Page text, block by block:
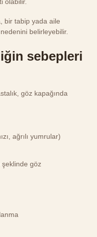
olabilir.
bir tabip yada aile
belirleyebilir.
sebepleri
göz kapağında
ağrılı yumrular)
şeklinde göz